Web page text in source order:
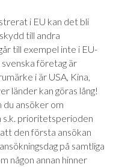
i EU kan det bli
till andra
till exempel inte i EU-
företag är
i är USA, Kina,
länder kan göras lång!
ansöker om
s.k. prioritetsperioden
den första ansökan
på samtliga
någon annan hinner